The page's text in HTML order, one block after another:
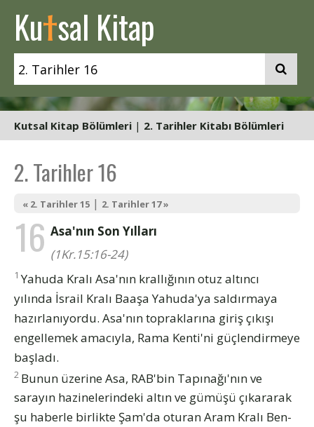
Kutsal Kitap
Kutsal Kitap Bölümleri | 2. Tarihler Kitabı Bölümleri
2. Tarihler 16
« 2. Tarihler 15 | 2. Tarihler 17 »
16 Asa'nın Son Yılları
(1Kr.15:16-24)
1 Yahuda Kralı Asa'nın krallığının otuz altıncı
yılında İsrail Kralı Baaşa Yahuda'ya saldırmaya
hazırlanıyordu. Asa'nın topraklarına giriş çıkışı
engellemek amacıyla, Rama Kenti'ni güçlendirmeye
başladı.
2 Bunun üzerine Asa, RAB'bin Tapınağı'nın ve
sarayın hazinelerindeki altın ve gümüşü çıkararak
şu haberle birlikte Şam'da oturan Aram Kralı Ben-